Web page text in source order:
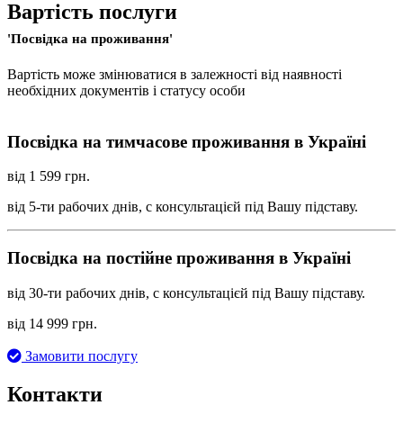
Вартість послуги
'Посвідка на проживання'
Вартість може змінюватися в залежності від наявності
необхідних документів і статусу особи
Посвідка на тимчасове проживання в Україні
від 1 599 грн.
від 5-ти рабочих днів, с консультацієй під Вашу підставу.‌
Посвідка на постійне проживання в Україні
від 30-ти рабочих днів, с консультацієй під Вашу підставу.‌
від 14 999 грн.
Замовити послугу
Контакти